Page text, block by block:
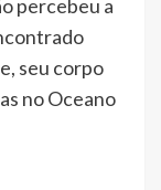
percebeu a
seu corpo
no Oceano